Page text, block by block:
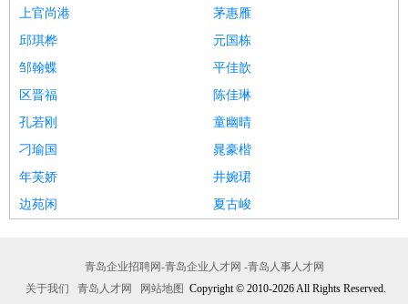
上官尚港
茅惠雁
邱琪桦
元国栋
邹翰蝶
平佳歆
区晋福
陈佳琳
孔若刚
童幽晴
刁瑜国
晁豪楷
年芙娇
井婉珺
边苑闲
夏古峻
青岛企业招聘网-青岛企业人才网 -青岛人事人才网
关于我们
青岛人才网 网站地图 Copyright © 2010-2026 All Rights Reserved.